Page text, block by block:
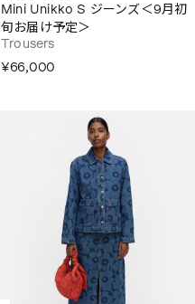
Mini Unikko S ジーンズ＜9月初
旬お届け予定＞
Trousers
¥66,000